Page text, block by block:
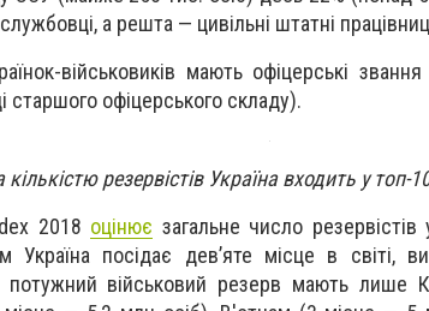
а решта — цивільні штатні
військовиків мають офіцерські звання
старшого офіцерського складу).
резервістів Україна входить у
2018 оцінює загальне число
Україна посідає дев’яте місце в світі,
потужний військовий резерв мають лише